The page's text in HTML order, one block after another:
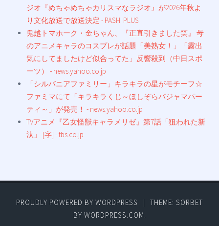
ジオ『めちゃめちゃカリスマなラジオ』が2026年秋よ
り文化放送で放送決定 - PASH! PLUS
鬼越トマホーク・金ちゃん、『正直引きました笑』 母
のアニメキャラのコスプレが話題「美熟女！」「露出
気にしてましたけど似合ってた」反響殺到（中日スポ
ーツ） - news.yahoo.co.jp
「シルバニアファミリー」キラキラの星がモチーフ☆
ファミマにて「キラキラくじ～ほしぞらパジャマパー
ティ～」が発売！ - news.yahoo.co.jp
TVアニメ『乙女怪獣キャラメリゼ』第7話「狙われた新
汰」 [字] - tbs.co.jp
PROUDLY POWERED BY WORDPRESS |
THEME: SORBET
BY WORDPRESS.COM